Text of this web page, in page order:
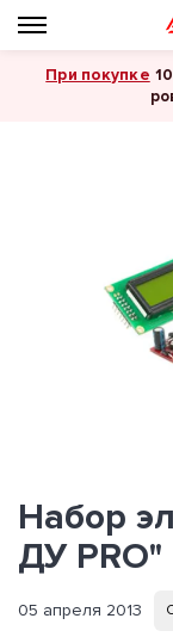
При покупке
Набор
ДУ PRO"
05 апреля 2013